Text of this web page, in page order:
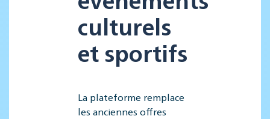
culturels
et sportifs
La plateforme remplace
les anciennes offres